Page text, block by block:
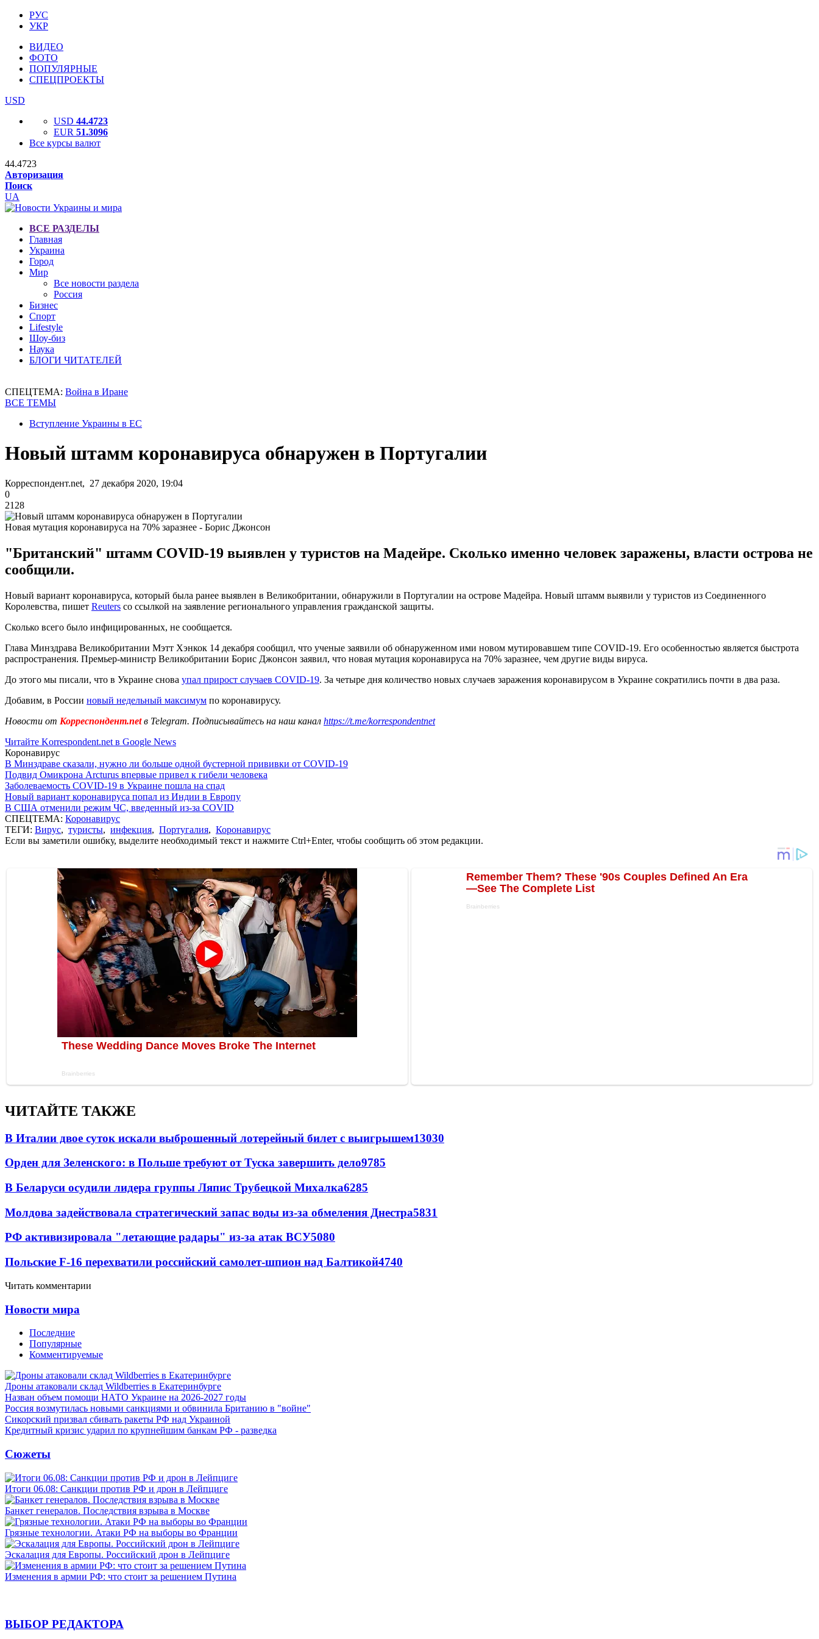
РУС
УКР
ВИДЕО
ФОТО
ПОПУЛЯРНЫЕ
СПЕЦПРОЕКТЫ
USD
USD 44.4723
EUR 51.3096
Все курсы валют
44.4723
Авторизация
Поиск
UA
ВСЕ РАЗДЕЛЫ
Главная
Украина
Город
Мир
Все новости раздела
Россия
Бизнес
Спорт
Lifestyle
Шоу-биз
Наука
БЛОГИ ЧИТАТЕЛЕЙ
СПЕЦТЕМА: Война в Иране
ВСЕ ТЕМЫ
Вступление Украины в ЕС
Новый штамм коронавируса обнаружен в Португалии
Корреспондент.net, 27 декабря 2020, 19:04
0
2128
Новая мутация коронавируса на 70% заразнее - Борис Джонсон
"Британский" штамм COVID-19 выявлен у туристов на Мадейре. Сколько именно человек заражены, власти острова не
сообщили.
Новый вариант коронавируса, который была ранее выявлен в Великобритании, обнаружили в Португалии на острове Мадейра. Новый штамм выявили у туристов из Соединенного
Королевства, пишет Reuters со ссылкой на заявление регионального управления гражданской защиты.
Сколько всего было инфицированных, не сообщается.
Глава Минздрава Великобритании Мэтт Хэнкок 14 декабря сообщил, что ученые заявили об обнаруженном ими новом мутировавшем типе COVID-19. Его особенностью является быстрота
распространения. Премьер-министр Великобритании Борис Джонсон заявил, что новая мутация коронавируса на 70% заразнее, чем другие виды вируса.
До этого мы писали, что в Украине снова упал прирост случаев COVID-19. За четыре дня количество новых случаев заражения коронавирусом в Украине сократились почти в два раза.
Добавим, в России новый недельный максимум по коронавирусу.
Новости от Корреспондент.netв Telegram. Подписывайтесь на наш канал https://t.me/korrespondentnet
Читайте Korrespondent.net в Google News
Коронавирус
В Минздраве сказали, нужно ли больше одной бустерной прививки от COVID-19
Подвид Омикрона Arcturus впервые привел к гибели человека
Заболеваемость COVID-19 в Украине пошла на спад
Новый вариант коронавируса попал из Индии в Европу
В США отменили режим ЧС, введенный из-за COVID
СПЕЦТЕМА: Коронавирус
ТЕГИ: Вирус, туристы, инфекция, Португалия, Коронавирус
Если вы заметили ошибку, выделите необходимый текст и нажмите Ctrl+Enter, чтобы сообщить об этом редакции.
ЧИТАЙТЕ ТАКЖЕ
В Италии двое суток искали выброшенный лотерейный билет с выигрышем13030
Орден для Зеленского: в Польше требуют от Туска завершить дело9785
В Беларуси осудили лидера группы Ляпис Трубецкой Михалка6285
Молдова задействовала стратегический запас воды из-за обмеления Днестра5831
РФ активизировала "летающие радары" из-за атак ВСУ5080
Польские F-16 перехватили российский самолет-шпион над Балтикой4740
Читать комментарии
Новости мира
Последние
Популярные
Комментируемые
Дроны атаковали склад Wildberries в Екатеринбурге
Назван объем помощи НАТО Украине на 2026-2027 годы
Россия возмутилась новыми санкциями и обвинила Британию в "войне"
Сикорский призвал сбивать ракеты РФ над Украиной
Кредитный кризис ударил по крупнейшим банкам РФ - разведка
Сюжеты
Итоги 06.08: Санкции против РФ и дрон в Лейпциге
Банкет генералов. Последствия взрыва в Москве
Грязные технологии. Атаки РФ на выборы во Франции
Эскалация для Европы. Российский дрон в Лейпциге
Изменения в армии РФ: что стоит за решением Путина
ВЫБОР РЕДАКТОРА